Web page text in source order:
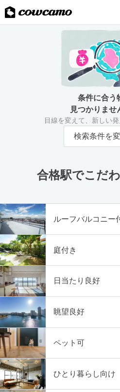
条件に合う
見つかりませ
目線を変えて、新しい
検索条件を
合格駅でこだ
ルーフバルコニー
庭付き
日当たり良好
眺望良好
ペット可
ひとり暮らし向け